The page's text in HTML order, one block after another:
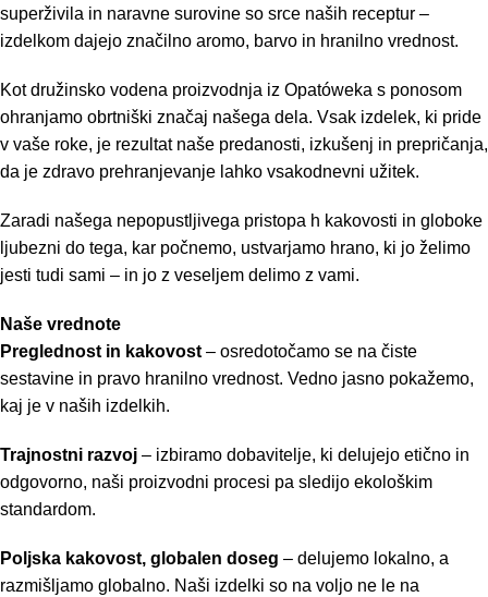
superživila in naravne surovine so srce naših receptur –
izdelkom dajejo značilno aromo, barvo in hranilno vrednost.
Kot družinsko vodena proizvodnja iz Opatóweka s ponosom
ohranjamo obrtniški značaj našega dela. Vsak izdelek, ki pride
v vaše roke, je rezultat naše predanosti, izkušenj in prepričanja,
da je zdravo prehranjevanje lahko vsakodnevni užitek.
Zaradi našega nepopustljivega pristopa h kakovosti in globoke
ljubezni do tega, kar počnemo, ustvarjamo hrano, ki jo želimo
jesti tudi sami – in jo z veseljem delimo z vami.
Naše vrednote
Preglednost in kakovost – osredotočamo se na čiste
sestavine in pravo hranilno vrednost. Vedno jasno pokažemo,
kaj je v naših izdelkih.
Trajnostni razvoj – izbiramo dobavitelje, ki delujejo etično in
odgovorno, naši proizvodni procesi pa sledijo ekološkim
standardom.
Poljska kakovost, globalen doseg – delujemo lokalno, a
razmišljamo globalno. Naši izdelki so na voljo ne le na